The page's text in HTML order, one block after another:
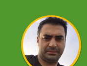
Haber Arşivi